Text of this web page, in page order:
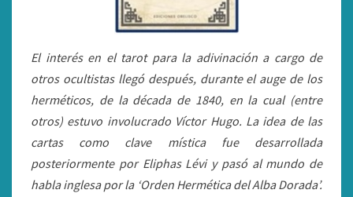
El interés en el tarot para la adivinación a cargo de
otros ocultistas llegó después, durante el auge de los
herméticos, de la década de 1840, en la cual (entre
otros) estuvo involucrado Víctor Hugo. La idea de las
cartas como clave mística fue desarrollada
posteriormente por Eliphas Lévi y pasó al mundo de
habla inglesa por la ‘Orden Hermética del Alba Dorada’.